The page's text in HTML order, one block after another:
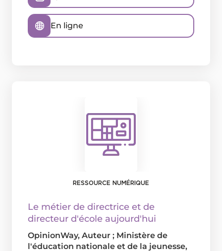
En ligne
RESSOURCE NUMÉRIQUE
Le métier de directrice et de
directeur d'école aujourd'hui
OpinionWay, Auteur ; Ministère de
l'éducation nationale et de la jeunesse,